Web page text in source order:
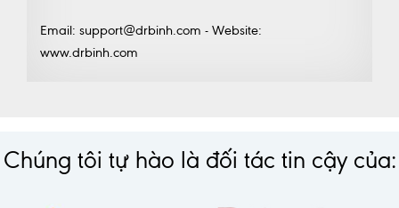
Email: support@drbinh.com - Website:
www.drbinh.com
Chúng tôi tự hào là đối tác tin cậy của: